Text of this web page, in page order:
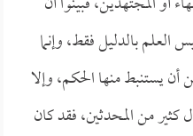
العلم بالدليل فقط، وإنما
يستنبط منها الحكم، وإلا
من المحدثين، فقد كان